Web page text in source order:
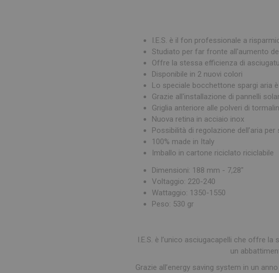
I.E.S. è il fon professionale a
Studiato per far fronte all'aumento
Offre la stessa efficienza di
Disponibile in 2 nuovi colori
Lo speciale bocchettone spargi aria
Grazie all'installazione di pannelli
Griglia anteriore alle polveri di
Nuova retina in acciaio inox
Possibilità di regolazione dell’aria
100% made in Italy
Imballo in cartone riciclato riciclabile
Dimensioni: 188 mm - 7,28"
Voltaggio: 220-240
Wattaggio: 1350-1550
Peso: 530 gr
I.E.S. è l’unico asciugacapelli che offre
un
Grazie all’energy saving system in un